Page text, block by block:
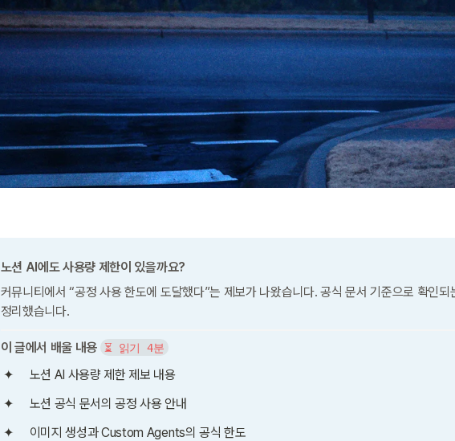
노션 AI에도 사용량 제한이 있을까요?
커뮤니티에서 “공정 사용 한도에 도달했다”는 제보가 나왔습니다. 공식 문서 기준으로 확인
정리했습니다.
이 글에서 배울 내용 ⏳ 읽기 4분
노션 AI 사용량 제한 제보 내용
노션 공식 문서의 공정 사용 안내
이미지 생성과 Custom Agents의 공식 한도